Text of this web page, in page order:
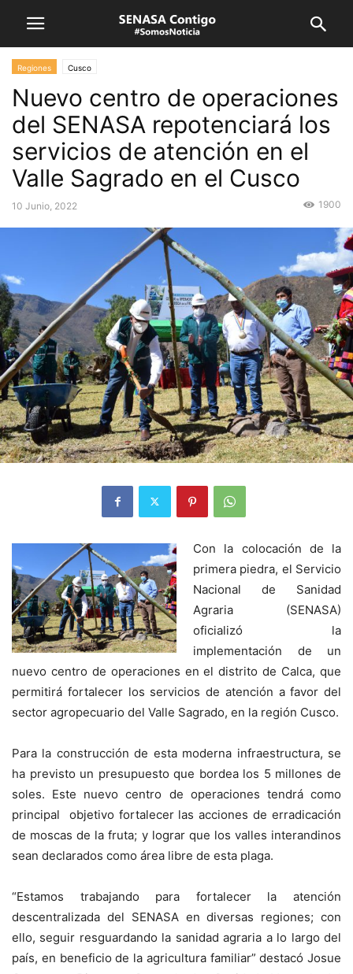
Regiones Cusco
Nuevo centro de operaciones
del SENASA repotenciará los
servicios de atención en el
Valle Sagrado en el Cusco
10 Junio, 2022 1900
Con la colocación de la
primera piedra, el Servicio
Nacional de Sanidad
Agraria (SENASA)
oficializó la
implementación de un
nuevo centro de operaciones en el distrito de Calca, que
permitirá fortalecer los servicios de atención a favor del
sector agropecuario del Valle Sagrado, en la región Cusco.
Para la construcción de esta moderna infraestructura, se
ha previsto un presupuesto que bordea los 5 millones de
soles. Este nuevo centro de operaciones tendrá como
principal objetivo fortalecer las acciones de erradicación
de moscas de la fruta; y lograr que los valles interandinos
sean declarados como área libre de esta plaga.
“Estamos trabajando para fortalecer la atención
descentralizada del SENASA en diversas regiones; con
ello, seguir resguardando la sanidad agraria a lo largo del
país, en beneficio de la agricultura familiar” destacó Josue